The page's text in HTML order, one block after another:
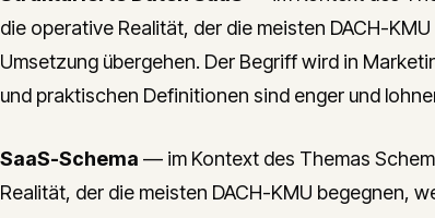
die operative Realität, der die meisten DACH-
Umsetzung übergehen. Der Begriff wird in
und praktischen Definitionen sind enger und
SaaS-Schema — im Kontext des Themas
Realität, der die meisten DACH-KMU begegnen,